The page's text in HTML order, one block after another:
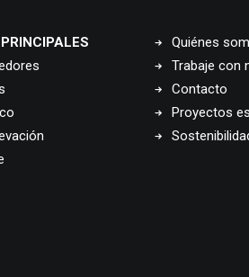
Quiénes
Trabaje con
Contacto
Proyectos